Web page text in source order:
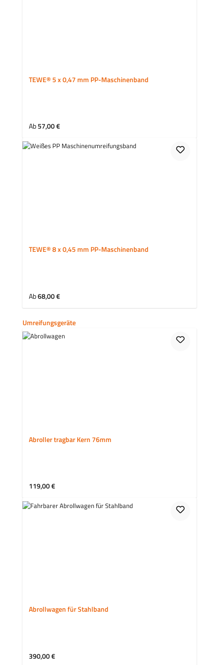
TEWE® 5 x 0,47 mm PP-Maschinenband
Regulärer Preis:
Ab57,00 €
TEWE® 8 x 0,45 mm PP-Maschinenband
Regulärer Preis:
Ab68,00 €
Produktgalerie überspringen
Umreifungsgeräte
Abroller tragbar Kern 76mm
Regulärer Preis:
119,00 €
Abrollwagen für Stahlband
Regulärer Preis:
390,00 €